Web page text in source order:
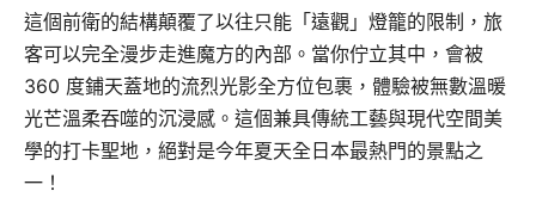
這個前衛的結構顛覆了以往只能「遠觀」燈籠的限制，旅
客可以完全漫步走進魔方的內部。當你佇立其中，會被
360 度鋪天蓋地的流烈光影全方位包裹，體驗被無數溫暖
光芒溫柔吞噬的沉浸感。這個兼具傳統工藝與現代空間美
學的打卡聖地，絕對是今年夏天全日本最熱門的景點之
一！